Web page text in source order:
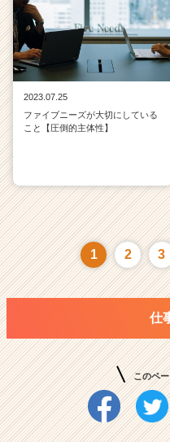
2023.07.25
ファイブニーズが大切にしている
こと【圧倒的主体性】
1 2 3
仕
このペ